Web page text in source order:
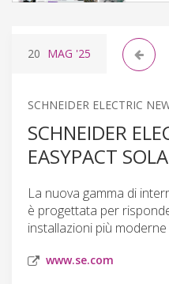
20 MAG '25
SCHNEIDER ELECTRIC
SCHNEIDER
EASYPACT
La nuova gamma di
è progettata per
installazioni più
www.se.com